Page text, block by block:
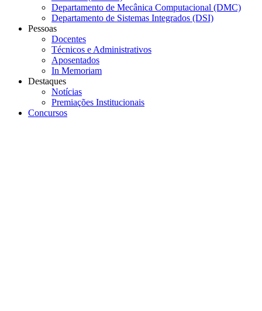
Departamento de Mecânica Computacional (DMC)
Departamento de Sistemas Integrados (DSI)
Pessoas
Docentes
Técnicos e Administrativos
Aposentados
In Memoriam
Destaques
Notícias
Premiações Institucionais
Concursos